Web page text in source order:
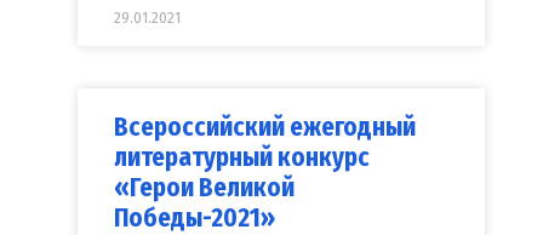
29.01.2021
Всероссийский ежегодный
литературный конкурс
«Герои Великой
Победы-2021»